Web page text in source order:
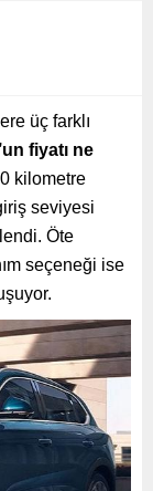
üç farklı
fiyatı ne
kilometre
seviyesi
Öte
seçeneği ise